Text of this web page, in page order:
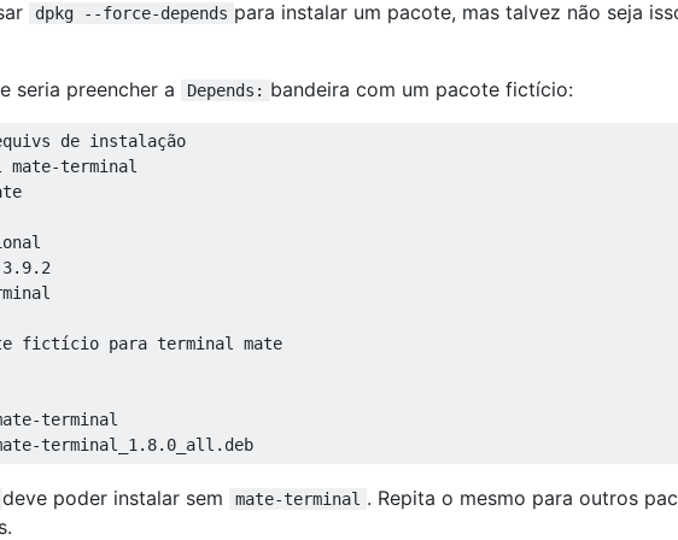
dpkg --force-depends para instalar um pacote, mas talvez não seja
seria preencher a
Depends: bandeira com um pacote fictício:
de instalação
terminal
3.9.2
fictício para terminal mate
terminal
deve poder instalar sem mate-terminal . Repita o mesmo para outros